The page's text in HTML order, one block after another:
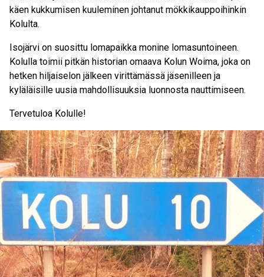
käen kukkumisen kuuleminen johtanut mökkikauppoihinkin
Kolulta.
Isojärvi on suosittu lomapaikka monine lomasuntoineen.
Kolulla toimii pitkän historian omaava Kolun Woima, joka on
hetken hiljaiselon jälkeen virittämässä jäsenilleen ja
kyläläisille uusia mahdollisuuksia luonnosta nauttimiseen.
Tervetuloa Kolulle!